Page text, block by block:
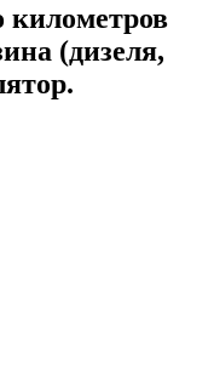
километров
(дизеля,